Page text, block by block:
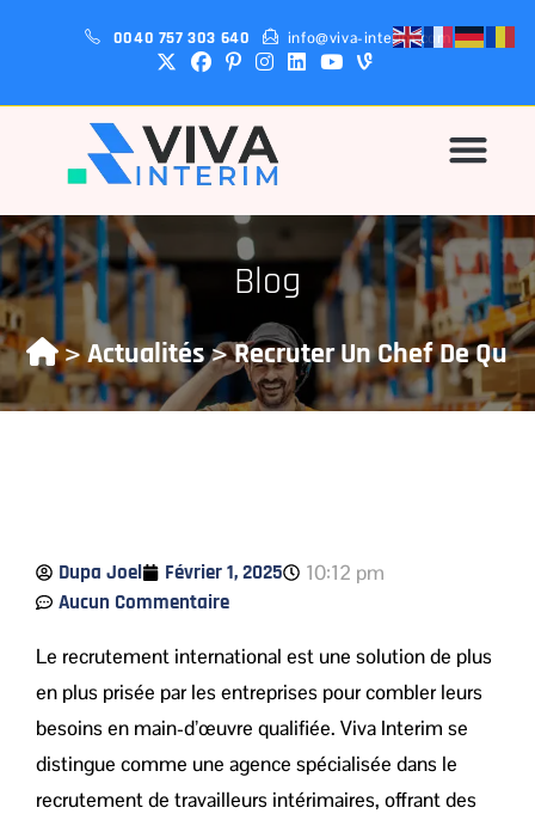
0040 757 303 640 info@viva-interim.com
Blog
> Actualités > Recruter Un Chef De
Dupa Joel Février 1, 2025
10:12 pm
Aucun Commentaire
Le recrutement international est une solution de plus
en plus prisée par les entreprises pour combler leurs
besoins en main-d’œuvre qualifiée. Viva Interim se
distingue comme une agence spécialisée dans le
recrutement de travailleurs intérimaires, offrant des